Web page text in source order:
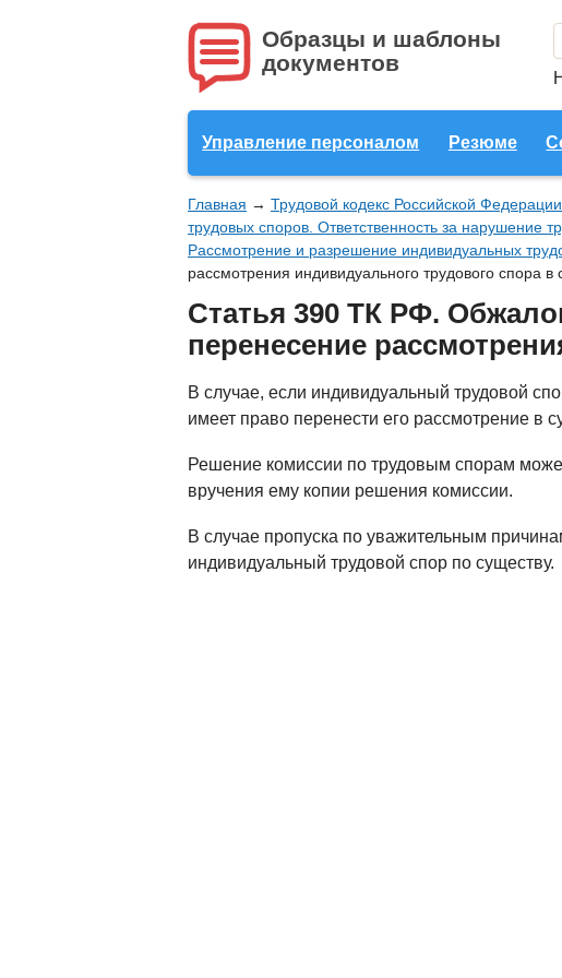
Образцы и шаблоны
документов
Управление персоналом Резюме
Главная → Трудовой кодекс Российской
трудовых споров. Ответственность за нарушение
Рассмотрение и разрешение индивидуальных
рассмотрения индивидуального трудового спора в
Статья 390 ТК РФ.
перенесение
В случае, если индивидуальный трудовой
имеет право перенести его рассмотрение в
Решение комиссии по трудовым спорам
вручения ему копии решения комиссии.
В случае пропуска по уважительным
индивидуальный трудовой спор по существу.